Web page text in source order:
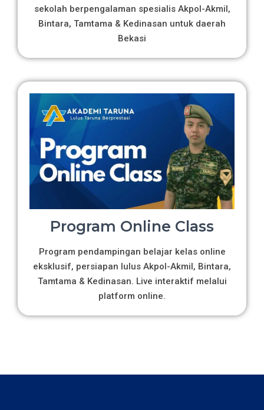
sekolah berpengalaman spesialis Akpol-Akmil,
Bintara, Tamtama & Kedinasan untuk daerah
Bekasi
Program Online Class
Program pendampingan belajar kelas online
eksklusif, persiapan lulus Akpol-Akmil, Bintara,
Tamtama & Kedinasan. Live interaktif melalui
platform online.